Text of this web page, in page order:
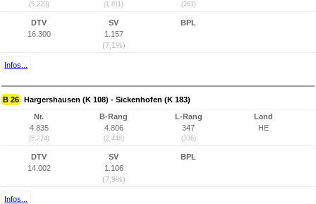
(5.223) (1.811) (261)
DTV
16.300
SV
1.157
(7,1%)
BPL
Infos...
B 26 Hargershausen (K 108) - Sickenhofen (K 183)
Nr.
4.835
(5.224)
B-Rang
4.806
(2.448)
L-Rang
347
(336)
Land
HE
DTV
14.002
SV
1.106
(7,9%)
BPL
Infos...